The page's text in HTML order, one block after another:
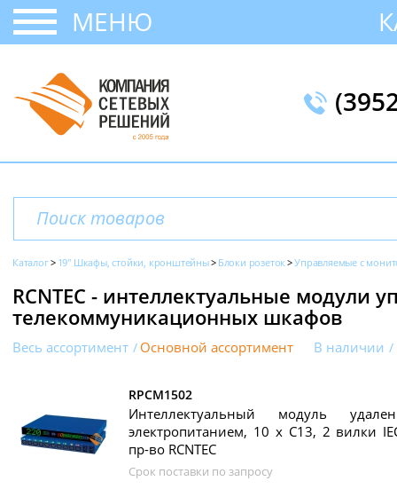
МЕНЮ
Каталог 19" Шкафы, стойки, кронштейны Блоки розеток Управляемые с
RCNTEC - интеллектуальные модули
телекоммуникационных шкафов
Весь ассортимент Основной ассортимент В наличии
RPCM1502
Интеллектуальный модуль
электропитанием, 10 х C13, 2 вилки
пр-во RCNTEС
Срок поставки по запросу